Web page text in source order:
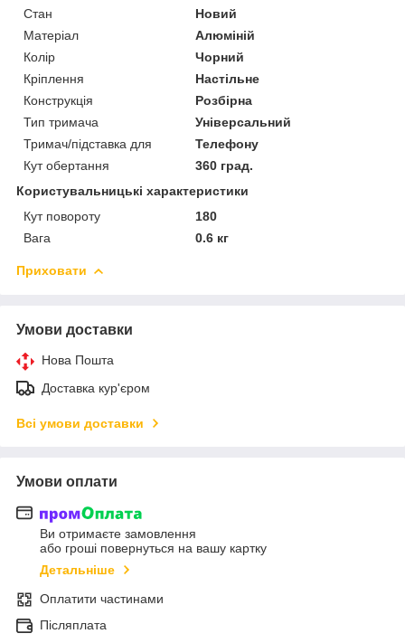
Стан
Новий
Матеріал
Алюміній
Колір
Чорний
Кріплення
Настільне
Конструкція
Розбірна
Тип тримача
Універсальний
Тримач/підставка для
Телефону
Кут обертання
360 град.
Користувальницькі характеристики
Кут повороту
180
Вага
0.6 кг
Приховати
Умови доставки
Нова Пошта
Доставка кур'єром
Всі умови доставки
Умови оплати
Ви отримаєте замовлення
або гроші повернуться на вашу картку
Детальніше
Оплатити частинами
Післяплата